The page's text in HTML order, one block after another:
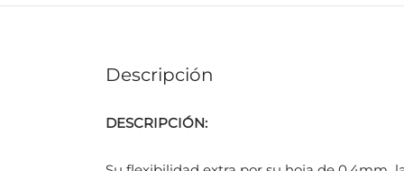
Descripción
DESCRIPCIÓN: